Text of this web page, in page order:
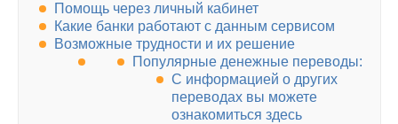
Помощь через личный кабинет
Какие банки работают с данным сервисом
Возможные трудности и их решение
Популярные денежные переводы:
С информацией о других
переводах вы можете
ознакомиться здесь